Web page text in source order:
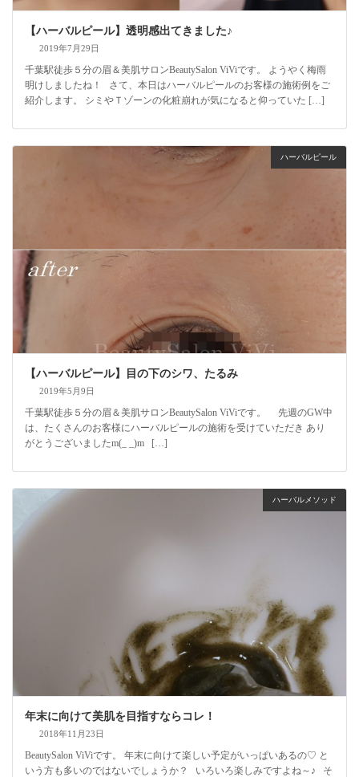
【ハーバルピール】透明感出てきました♪
2019年7月29日
千葉駅徒歩５分の眉＆美肌サロンBeautySalon ViViです。 ようやく梅雨
明けしましたね！ さて、本日はハーバルピールのお客様の施術例をご
紹介します。 シミやＴゾーンの化粧崩れが気になると仰っていた […]
ハーバルピール
【ハーバルピール】目の下のシワ、たるみ
2019年5月9日
千葉駅徒歩５分の眉＆美肌サロンBeautySalon ViViです。 先週のGW中
は、たくさんのお客様にハーバルピールの施術を受けていただき あり
がとうございましたm(_ _)m […]
ハーバルメソッド
年末に向けて美肌を目指すならコレ！
2018年11月23日
BeautySalon ViViです。 年末に向けて楽しい予定がいっぱいあるの♡ と
いう方も多いのではないでしょうか？ いろいろ楽しみですよね～♪ そ